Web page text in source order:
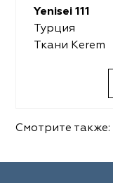
Yenisei 111
Турция
Ткани Kerem
Смотрите также: